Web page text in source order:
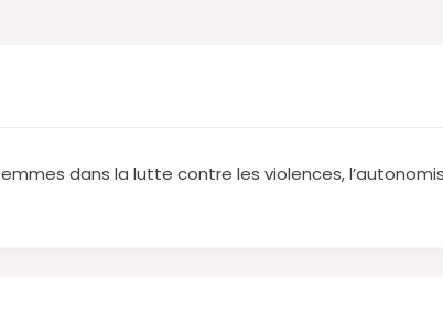
dans la lutte contre les violences,